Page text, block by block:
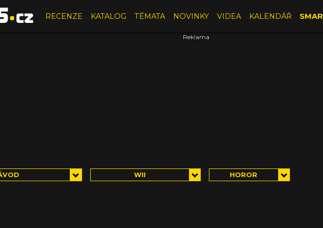
RECENZE KATALOG TÉMATA NOVINKY VIDEA KALENDÁŘ
WII HOROR